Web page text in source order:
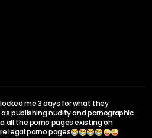
me 3 days for what they
publishing nudity and pornographic
all the porno pages existing on
legal porno pages